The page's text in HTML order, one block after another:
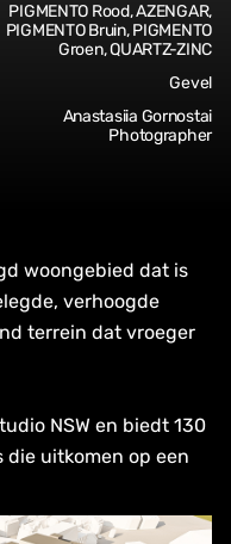
PIGMENTO Rood, AZENGAR,
PIGMENTO Bruin, PIGMENTO
Groen, QUARTZ-ZINC
Gevel
Anastasiia Gornostai
Photographer
woongebied dat is
verhoogde
terrein dat vroeger
NSW en biedt 130
uitkomen op een